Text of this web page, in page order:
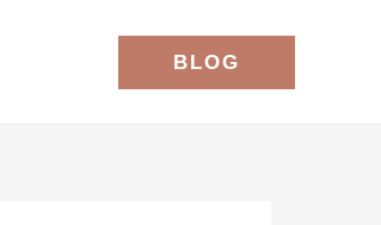
BLOG